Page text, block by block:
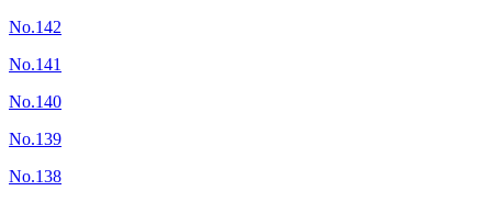
No.142
No.141
No.140
No.139
No.138